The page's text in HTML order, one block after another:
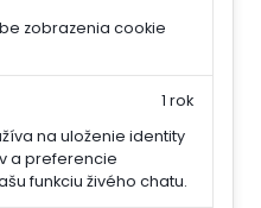
zobrazenia cookie
na uloženie identity
a preferencie
funkciu živého chatu.
1 rok